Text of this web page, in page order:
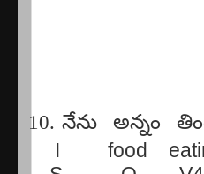
10. నేను అన్నం
I
food